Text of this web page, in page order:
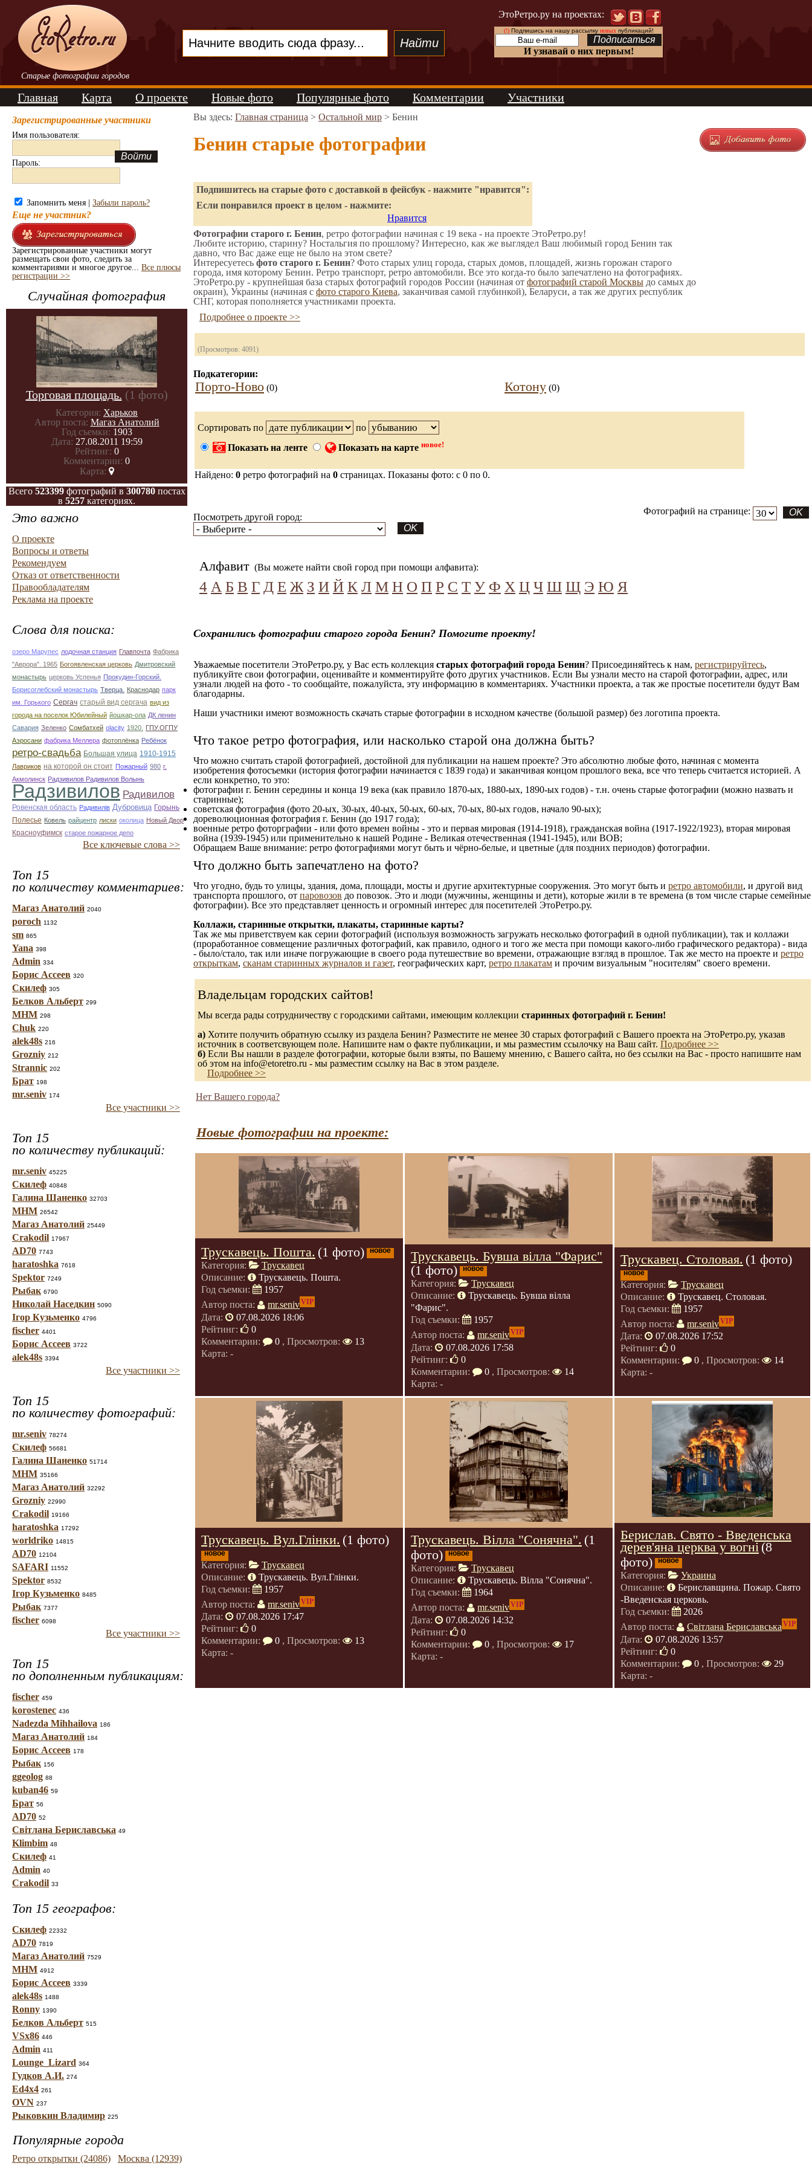
Старые фотографии городов
ЭтоРетро.ру на проектах:
(!)Подпишись на нашу рассылку новыхпубликаций!
И узнавай о них первым!
Главная Карта О проекте Новые фото Популярные фото Комментарии Участники
Зарегистрированные участники
Имя пользователя:
Пароль:
Запомнить меня | Забыли пароль?
Еще не участник?
Зарегистрированные участники могут
размещать свои фото, следить за
комментариями и многое другое... Все плюсы
регистрации >>
Случайная фотография
Торговая площадь. (1 фото)
Категория: Харьков
Автор поста: Магаз Анатолий
Год съемки: 1903
Дата: 27.08.2011 19:59
Рейтинг: 0
Комментарии: 0
Карта:
Всего 523399фотографий в 300780постах
в 5257 категориях.
Это важно
О проекте
Вопросы и ответы
Рекомендуем
Отказ от ответственности
Правообладателям
Реклама на проекте
Слова для поиска:
озеро Марупес лодочная станция Главпочта Фабрика
"Аврора". 1965 Богоявленская церковь Дмитровский
монастырь церковь Успенья Прокудин-Горский.
Борисоглебский монастырь Тверца. Краснодар парк
им. Горького Сергач старый вид сергача вид из
города на поселок Юбилейный йошкар-ола ДК ленин
Савария Зеленко Сомбатхей olacity 1920.
ГПУ.ОГПУ
Аэросани фабрика Меллера фотоплёнка Ребёнок
ретро-свадьба Большая улица 1910-1915
Лавриков на которой он стоит Пожарный 980 г.
Акмолинск Радзивилов Радивилов Волынь
Радзивилов Радивилов
Ровенская область Радивилiв Дубровица Горынь
Полесье Ковель райцентр лиски околица Новый Двор
Красноуфимск старое пожарное депо
Все ключевые слова >>
Топ 15
по количеству комментариев:
Магаз Анатолий 2040
poroch 1132
sm 865
Yana 398
Admin 334
Борис Ассеев 320
Скилеф 305
Белков Альберт 299
МНМ 298
Chuk 220
alek48s 216
Grozniy 212
Strannic 202
Брат 198
mr.seniv 174
Все участники >>
Топ 15
по количеству публикаций:
mr.seniv 45225
Скилеф 40848
Галина Шаненко 32703
МНМ 26542
Магаз Анатолий 25449
Crakodil 17967
AD70 7743
haratoshka 7618
Spektor 7249
Рыбак 6790
Николай Наседкин 5090
Ігор Кузьменко 4796
fischer 4401
Борис Ассеев 3722
alek48s 3394
Все участники >>
Топ 15
по количеству фотографий:
mr.seniv 78274
Скилеф 56681
Галина Шаненко 51714
МНМ 35166
Магаз Анатолий 32292
Grozniy 22990
Crakodil 19166
haratoshka 17292
worldriko 14815
AD70 12104
SAFARI 11552
Spektor 8532
Ігор Кузьменко 8485
Рыбак 7377
fischer 6098
Все участники >>
Топ 15
по дополненным публикациям:
fischer 459
korostenec 436
Nadezda Mihhailova 186
Магаз Анатолий 184
Борис Ассеев 178
Рыбак 156
ggeolog 88
kuban46 59
Брат 56
AD70 52
Світлана Бериславська 49
Klimbim 48
Скилеф 41
Admin 40
Crakodil 33
Топ 15 географов:
Скилеф 22332
AD70 7819
Магаз Анатолий 7529
МНМ 4912
Борис Ассеев 3339
alek48s 1488
Ronny 1390
Белков Альберт 515
VSx86 446
Admin 411
Lounge_Lizard 364
Гудков А.И. 274
Ed4x4 261
OVN 237
Рыковкин Владимир 225
Популярные города
Ретро открытки (24086)
Москва (12939)
Вы здесь: Главная страница > Остальной мир > Бенин
Бенин старые фотографии
Подпишитесь на старые фото с доставкой в фейсбук - нажмите "нравится":
Если понравился проект в целом - нажмите:
Нравится
Фотографии старого г. Бенин, ретро фотографии начиная с 19 века - на проекте ЭтоРетро.ру!
Любите историю, старину? Ностальгия по прошлому? Интересно, как же выглядел Ваш любимый город Бенин так
давно, что Вас даже еще не было на этом свете?
Интересуетесь фото старого г. Бенин? Фото старых улиц города, старых домов, площадей, жизнь горожан старого
города, имя которому Бенин. Ретро транспорт, ретро автомобили. Все это когда-то было запечатлено на фотографиях.
ЭтоРетро.ру - крупнейшая база старых фотографий городов России (начиная от фотографий старой Москвы до самых до
окраин), Украины (начиная с фото старого Киева, заканчивая самой глубинкой), Беларуси, а так же других республик
СНГ, которая пополняется участниками проекта.
Подробнее о проекте >>
(Просмотров: 4091)
Подкатегории:
Порто-Ново (0) Котону (0)
Сортировать по
по
Показать на ленте
Показать на карте новое!
Найдено: 0 ретро фотографий на 0 страницах. Показаны фото: с 0 по 0.
Посмотреть другой город:
Фотографий на странице:
Алфавит (Вы можете найти свой город при помощи алфавита):
4 А Б В Г Д Е Ж З И Й К Л М Н О П Р С Т У Ф Х Ц Ч Ш Щ Э Ю Я
Сохранились фотографии старого города Бенин? Помогите проекту!
Уважаемые посетители ЭтоРетро.ру, у Вас есть коллекция старых фотографий города Бенин? Присоединяйтесь к нам, регистрируйтесь,
публикуйте свои фотографии, оценивайте и комментируйте фото других участников. Если Вы узнали место на старой фотографии, адрес, или
узнали людей на фото - то сообщайте, пожалуйста, эту информацию в комментариях. Участники проекта, а так же простые посетители будут Вам
благодарны.
Наши участники имеют возможность скачать старые фотографии в исходном качестве (большой размер) без логотипа проекта.
Что такое ретро фотография, или насколько старой она должна быть?
Что можно считать старой фотографией, достойной для публикации на нашем проекте? Это абсолютно любые фото, начиная c момента
изобретения фотосъемки (история фотографии начинается с 1839 года) и заканчивая концом прошлого века, все что теперь считается историей. А
если конкретно, то это:
фотографии г. Бенин середины и конца 19 века (как правило 1870-ых, 1880-ых, 1890-ых годов) - т.н. очень старые фотографии (можно назвать и
старинные);
советская фотография (фото 20-ых, 30-ых, 40-ых, 50-ых, 60-ых, 70-ых, 80-ых годов, начало 90-ых);
дореволюционная фотография г. Бенин (до 1917 года);
военные ретро фоторграфии - или фото времен войны - это и первая мировая (1914-1918), гражданская война (1917-1922/1923), вторая мировая
война (1939-1945) или применительно к нашей Родине - Великая отечественная (1941-1945), или ВОВ;
Обращаем Ваше внимание: ретро фотографиями могут быть и чёрно-белые, и цветные (для поздних периодов) фотографии.
Что должно быть запечатлено на фото?
Что угодно, будь то улицы, здания, дома, площади, мосты и другие архитектурные сооружения. Это могут быть и ретро автомобили, и другой вид
транспорта прошлого, от паровозов до повозок. Это и люди (мужчины, женщины и дети), которые жили в те времена (в том числе старые семейные
фотографии). Все это представляет ценность и огромный интерес для посетителей ЭтоРетро.ру.
Коллажи, старинные открытки, плакаты, старинные карты?
Так же мы приветствуем как серии фотографий (используя возможность загружать несколько фотографий в одной публикации), так и коллажи
(проработанное совмещение различных фотографий, как правило, одного и того же места при помощи какого-либо графического редактора) - вида
- было/стало, так или иначе погружающие в своего рода путешествие во времени, отражающие взгляд в прошлое. Так же место на проекте и ретро
открыткам, сканам старинных журналов и газет, географических карт, ретро плакатам и прочим визуальным "носителям" своего времени.
Владельцам городских сайтов!
Мы всегда рады сотрудничеству с городскими сайтами, имеющим коллекции старинных фотографий г. Бенин!
а) Хотите получить обратную ссылку из раздела Бенин? Разместите не менее 30 старых фотографий с Вашего проекта на ЭтоРетро.ру, указав
источник в соответсвующем поле. Напишите нам о факте публикации, и мы разместим ссылочку на Ваш сайт. Подробнее >>
б) Если Вы нашли в разделе фотографии, которые были взяты, по Вашему мнению, с Вашего сайта, но без ссылки на Вас - просто напишите нам
об этом на info@etoretro.ru - мы разместим ссылку на Вас в этом разделе.
Подробнее >>
Нет Вашего города?
Новые фотографии на проекте:
Трускавець. Пошта. (1 фото) новое
Категория:
Трускавец
Описание:
Трускавець. Пошта.
Год съемки:
1957
Автор поста:
mr.senivVIP
Дата:
07.08.2026 18:06
Рейтинг:
0
Комментарии:
0 , Просмотров:
13
Карта: -
Трускавець. Бувша вілла "Фарис"
(1 фото)
новое
Категория:
Трускавец
Описание:
Трускавець. Бувша вілла
"Фарис".
Год съемки:
1957
Автор поста:
mr.senivVIP
Дата:
07.08.2026 17:58
Рейтинг:
0
Комментарии:
0 , Просмотров:
14
Карта: -
Трускавец. Столовая. (1 фото)
новое
Категория:
Трускавец
Описание:
Трускавец. Столовая.
Год съемки:
1957
Автор поста:
mr.senivVIP
Дата:
07.08.2026 17:52
Рейтинг:
0
Комментарии:
0 , Просмотров:
14
Карта: -
Трускавець. Вул.Глінки. (1 фото)
новое
Категория:
Трускавец
Описание:
Трускавець. Вул.Глінки.
Год съемки:
1957
Автор поста:
mr.senivVIP
Дата:
07.08.2026 17:47
Рейтинг:
0
Комментарии:
0 , Просмотров:
13
Карта: -
Трускавець. Вілла "Сонячна". (1
фото)
новое
Категория:
Трускавец
Описание:
Трускавець. Вілла "Сонячна".
Год съемки:
1964
Автор поста:
mr.senivVIP
Дата:
07.08.2026 14:32
Рейтинг:
0
Комментарии:
0 , Просмотров:
17
Карта: -
Берислав. Свято - Введенська
дерев'яна церква у вогні(8
фото)
новое
Категория:
Украина
Описание:
Бериславщина. Пожар. Свято
-Введенская церковь.
Год съемки:
2026
Автор поста:
Світлана БериславськаVIP
Дата:
07.08.2026 13:57
Рейтинг:
0
Комментарии:
0 , Просмотров:
29
Карта: -